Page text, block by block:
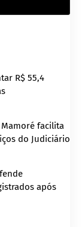
R$ 55,4
Mamoré facilita
do Judiciário
após